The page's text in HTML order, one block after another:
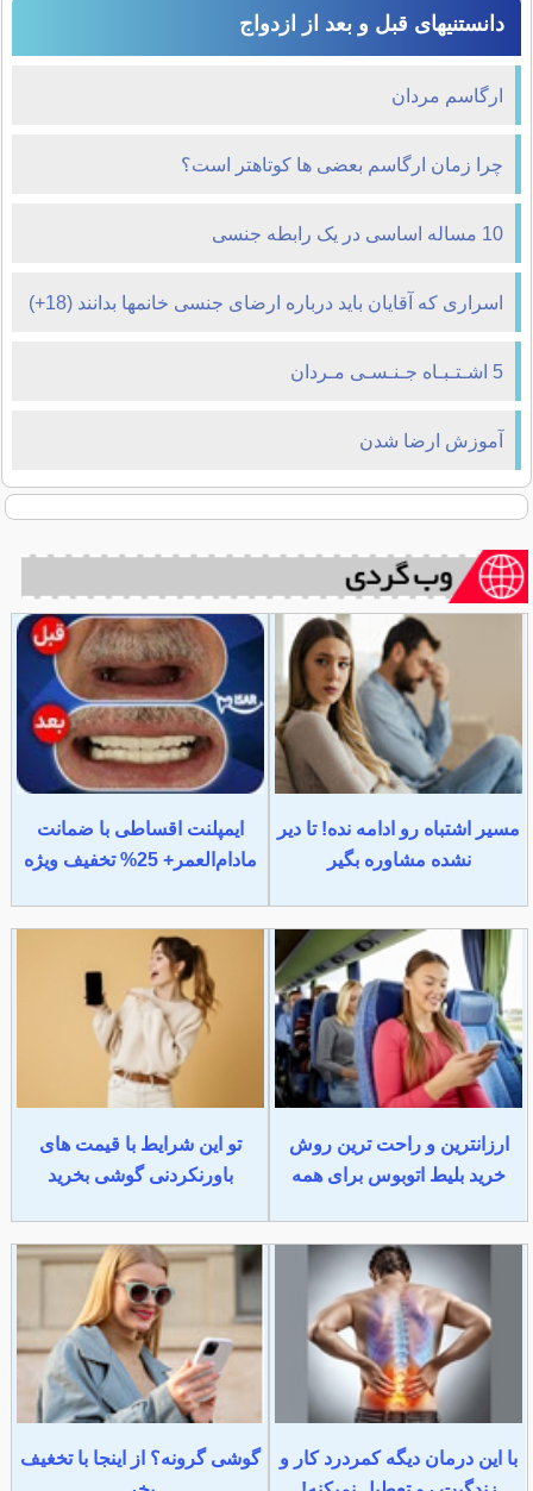
دانستنیهای قبل و بعد از ازدواج
ارگاسم مردان
چرا زمان ارگاسم بعضی ها کوتاهتر است؟
10 مساله اساسی در یک رابطه جنسی
اسراری که آقایان باید درباره ارضای جنسی خانمها بدانند (18+)
5 اشـتـبـاه جـنـسـی مـردان
آموزش ارضا شدن
مسیر اشتباه رو ادامه نده! تا دیر
نشده مشاوره بگیر
ایمپلنت اقساطی با ضمانت
مادام‌العمر+ 25% تخفیف ویژه
ارزانترین و راحت ترین روش
خرید بلیط اتوبوس برای همه
تو این شرایط با قیمت های
باورنکردنی گوشی بخرید
با این درمان دیگه کمردرد کار و
گوشی گرونه؟ از اینجا با تخغیف